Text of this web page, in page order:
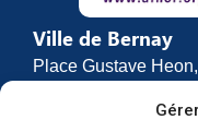
Ville de Bernay
Place Gustave Heon,
27307 BERNAY